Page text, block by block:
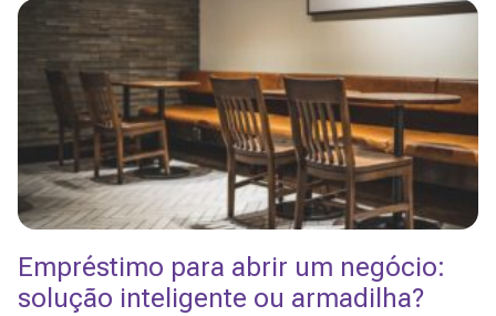
Empréstimo para abrir um negócio:
solução inteligente ou armadilha?